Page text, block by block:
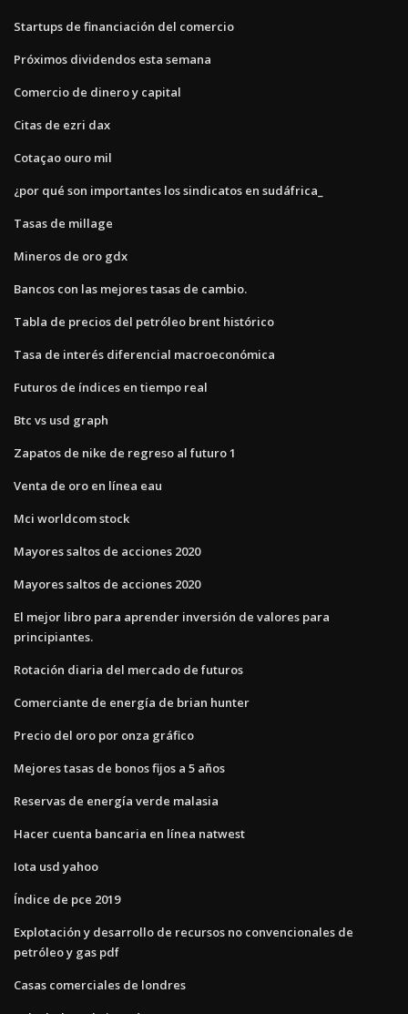
Startups de financiación del comercio
Próximos dividendos esta semana
Comercio de dinero y capital
Citas de ezri dax
Cotaçao ouro mil
¿por qué son importantes los sindicatos en sudáfrica_
Tasas de millage
Mineros de oro gdx
Bancos con las mejores tasas de cambio.
Tabla de precios del petróleo brent histórico
Tasa de interés diferencial macroeconómica
Futuros de índices en tiempo real
Btc vs usd graph
Zapatos de nike de regreso al futuro 1
Venta de oro en línea eau
Mci worldcom stock
Mayores saltos de acciones 2020
Mayores saltos de acciones 2020
El mejor libro para aprender inversión de valores para
principiantes.
Rotación diaria del mercado de futuros
Comerciante de energía de brian hunter
Precio del oro por onza gráfico
Mejores tasas de bonos fijos a 5 años
Reservas de energía verde malasia
Hacer cuenta bancaria en línea natwest
Iota usd yahoo
Índice de pce 2019
Explotación y desarrollo de recursos no convencionales de
petróleo y gas pdf
Casas comerciales de londres